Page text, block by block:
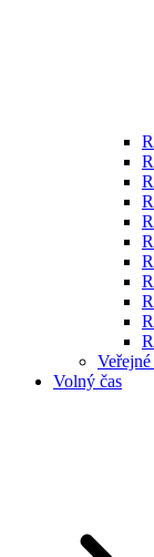
Volný čas